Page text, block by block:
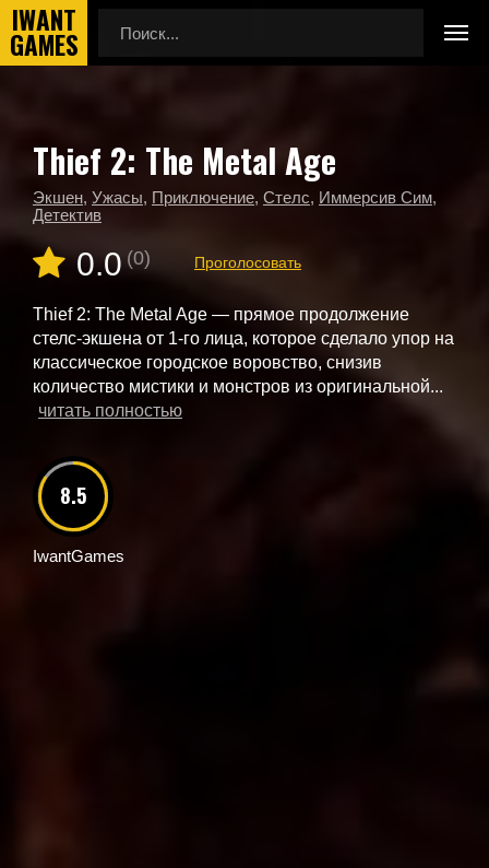
Главная
Новые игры
Thief 2: The Metal Age
Экшен, Ужасы, Приключение, Стелс, Иммерсив Сим,
Детектив
0.0 (0) Проголосовать
Thief 2: The Metal Age — прямое продолжение
стелс-экшена от 1-го лица, которое сделало упор на
классическое городское воровство, снизив
количество мистики и монстров из оригинальной...
читать полностью
8.5
IwantGames